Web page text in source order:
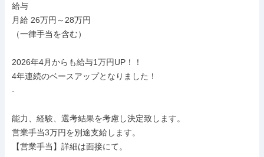
給与
月給 26万円～28万円
（一律手当を含む）
2026年4月からも給与1万円UP！！
4年連続のベースアップとなりました！
-
能力、経験、選考結果を考慮し決定致します。
営業手当3万円を別途支給します。
【営業手当】詳細は面接にて。